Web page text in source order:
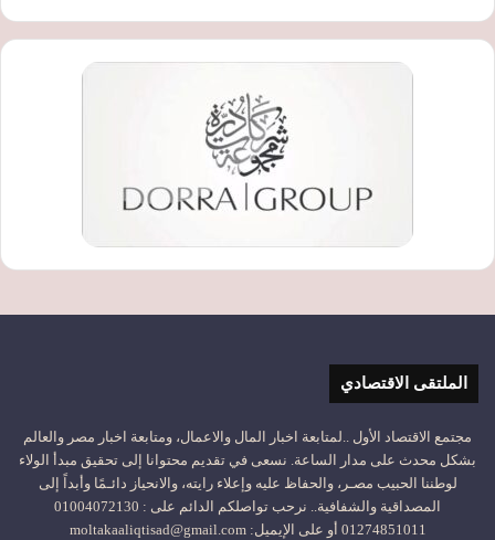
الملتقى الاقتصادي
مجتمع الاقتصاد الأول ..لمتابعة اخبار المال والاعمال، ومتابعة اخبار مصر والعالم
بشكل محدث على مدار الساعة. نسعى في تقديم محتوانا إلى تحقيق مبدأ الولاء
لوطننا الحبيب مصـر، والحفاظ عليه وإعلاء رايته، والانحياز دائـمًا وأبداً إلى
المصداقية والشفافية.. نرحب تواصلكم الدائم على : 01004072130
01274851011 أو على الإيميل: moltakaaliqtisad@gmail.com